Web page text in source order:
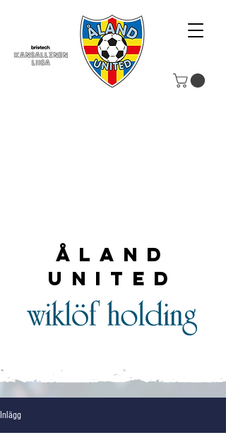
Åland
United
Inlägg